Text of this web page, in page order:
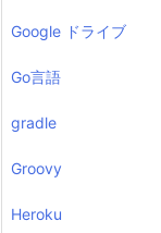
Google ドライブ
Go言語
gradle
Groovy
Heroku